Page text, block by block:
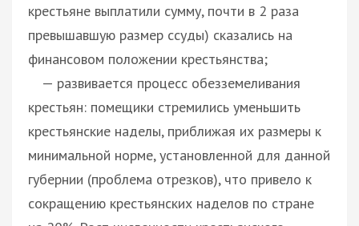
крестьяне выплатили сумму, почти в 2 раза
превышавшую размер ссуды) сказались на
финансовом положении крестьянства;
— развивается процесс обезземеливания
крестьян: помещики стремились уменьшить
крестьянские наделы, приближая их размеры к
минимальной норме, установленной для данной
губернии (проблема отрезков), что привело к
сокращению крестьянских наделов по стране